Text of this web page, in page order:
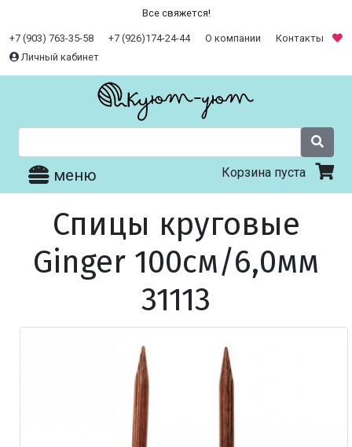
Все свяжется!
+7 (903) 763-35-58 +7 (926)174-24-44 О компании
Контакты
Личный кабинет
меню Корзина пуста
Спицы круговые
Ginger 100см/6,0мм
31113